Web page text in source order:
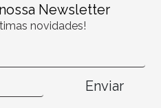
Newsletter
novidades!
Enviar